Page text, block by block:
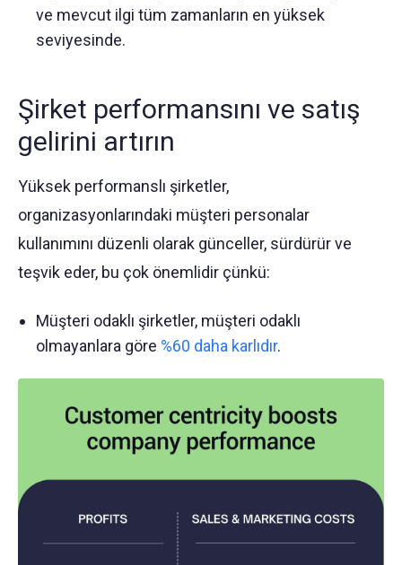
ve mevcut ilgi tüm zamanların en yüksek
seviyesinde.
Şirket performansını ve satış
gelirini artırın
Yüksek performanslı şirketler,
organizasyonlarındaki müşteri personalar
kullanımını düzenli olarak günceller, sürdürür ve
teşvik eder, bu çok önemlidir çünkü:
Müşteri odaklı şirketler, müşteri odaklı
olmayanlara göre %60 daha karlıdır.